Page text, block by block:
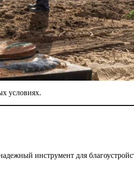
условиях.
инструмент для